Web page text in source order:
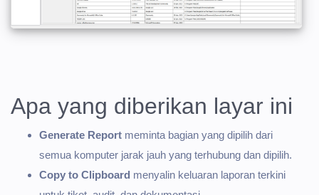
Apa yang diberikan layar ini
Generate Report meminta bagian yang dipilih dari
semua komputer jarak jauh yang terhubung dan dipilih.
Copy to Clipboard menyalin keluaran laporan terkini